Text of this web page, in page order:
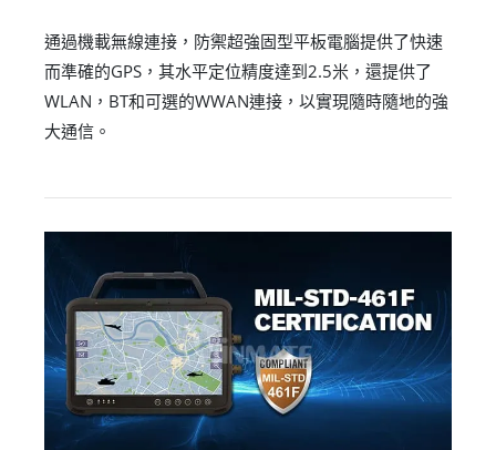
通過機載無線連接，防禦超強固型平板電腦提供了快速
而準確的GPS，其水平定位精度達到2.5米，還提供了
WLAN，BT和可選的WWAN連接，以實現隨時隨地的強
大通信。